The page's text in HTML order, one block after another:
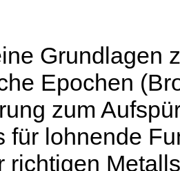
Grundlagen
Epochen
zum
für lohnende
richtigen